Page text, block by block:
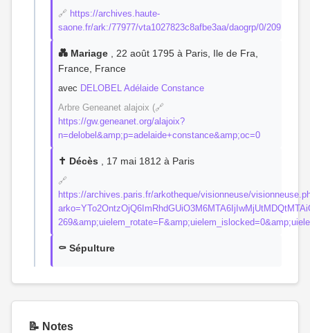
🔗 https://archives.haute-
saone.fr/ark:/77977/vta1027823c8afbe3aa/daogrp/0/209
💑 Mariage , 22 août 1795 à Paris, Ile de Fra,
France, France
avec DELOBEL Adélaide Constance
Arbre Geneanet alajoix (🔗
https://gw.geneanet.org/alajoix?
n=delobel&amp;p=adelaide+constance&amp;oc=0
✝️ Décès , 17 mai 1812 à Paris
🔗
https://archives.paris.fr/arkotheque/visionneuse/
⚰️ Sépulture
📝 Notes